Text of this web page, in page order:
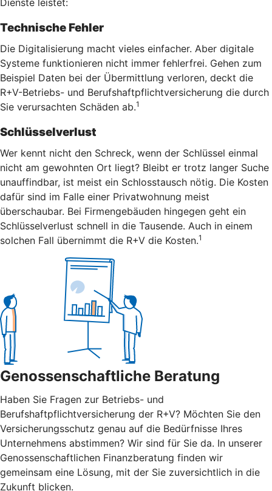
Technische Fehler
Die Digitalisierung macht vieles einfacher. Aber digitale
Systeme funktionieren nicht immer fehlerfrei. Gehen zum
Beispiel Daten bei der Übermittlung verloren, deckt die
R+V-Betriebs- und Berufshaftpflichtversicherung die durch
Sie verursachten Schäden ab.1
Schlüsselverlust
Wer kennt nicht den Schreck, wenn der Schlüssel einmal
nicht am gewohnten Ort liegt? Bleibt er trotz langer Suche
unauffindbar, ist meist ein Schlosstausch nötig. Die Kosten
dafür sind im Falle einer Privatwohnung meist
überschaubar. Bei Firmengebäuden hingegen geht ein
Schlüsselverlust schnell in die Tausende. Auch in einem
solchen Fall übernimmt die R+V die Kosten.1
Genossenschaftliche Beratung
Haben Sie Fragen zur Betriebs- und
Berufshaftpflichtversicherung der R+V? Möchten Sie den
Versicherungsschutz genau auf die Bedürfnisse Ihres
Unternehmens abstimmen? Wir sind für Sie da. In unserer
Genossenschaftlichen Finanzberatung finden wir
gemeinsam eine Lösung, mit der Sie zuversichtlich in die
Zukunft blicken.